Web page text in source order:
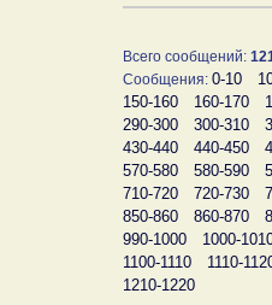
Всего сообщений:
Сообщения: 0-10
150-160
160-170
290-300
300-310
430-440
440-450
570-580
580-590
710-720
720-730
850-860
860-870
990-1000
1000-
1100-1110
1110-
1210-1220